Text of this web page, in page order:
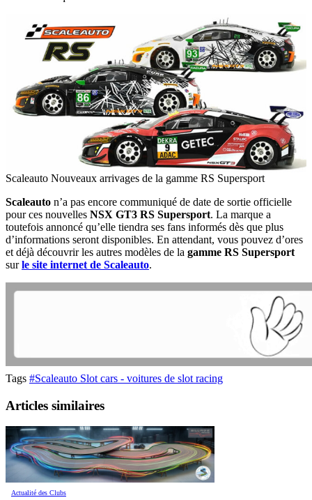
Scaleauto Nouveaux arrivages de la gamme RS Supersport
Scaleauto n’a pas encore communiqué de date de sortie officielle
pour ces nouvelles NSX GT3 RS Supersport. La marque a
toutefois annoncé qu’elle tiendra ses fans informés dès que plus
d’informations seront disponibles. En attendant, vous pouvez d’ores
et déjà découvrir les autres modèles de la gamme RS Supersport
surle site internet de Scaleauto.
Tags #Scaleauto Slot cars - voitures de slot racing
Articles similaires
Actualité des Clubs